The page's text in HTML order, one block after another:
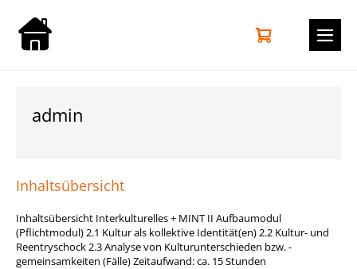
Inhalt
springen
Warenkorb
Elemente
admin
Inhaltsübersicht
Inhaltsübersicht Interkulturelles + MINT II Aufbaumodul
(Pflichtmodul) 2.1 Kultur als kollektive Identität(en) 2.2 Kultur- und
Reentryschock 2.3 Analyse von Kulturunterschieden bzw. -
gemeinsamkeiten (Fälle) Zeitaufwand: ca. 15 Stunden